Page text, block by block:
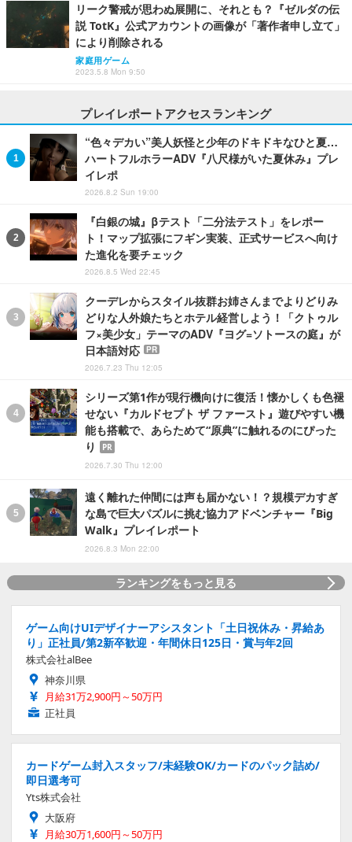
リーク警戒が思わぬ展開に、それとも？『ゼルダの伝
説 TotK』公式アカウントの画像が「著作者申し立て」
により削除される
家庭用ゲーム
2023.5.8 Mon 9:50
プレイレポートアクセスランキング
“色々デカい”美人妖怪と少年のドキドキなひと夏…
ハートフルホラーADV『八尺様がいた夏休み』プレ
イレポ
2026.8.2 Sun 19:00
『白銀の城』βテスト「二分法テスト」をレポー
ト！マップ拡張にフギン実装、正式サービスへ向け
た進化を要チェック
2026.8.5 Wed 22:45
クーデレからスタイル抜群お姉さんまでよりどりみ
どりな人外娘たちとホテル経営しよう！「クトゥル
フ×美少女」テーマのADV『ヨグ=ソトースの庭』が
日本語対応
PR
2026.7.23 Thu 12:05
シリーズ第1作が現行機向けに復活！懐かしくも色褪
せない『カルドセプト ザ ファースト』遊びやすい機
能も搭載で、あらためて“原典”に触れるのにぴった
り
PR
2026.7.30 Thu 12:00
遠く離れた仲間には声も届かない！？規模デカすぎ
な島で巨大パズルに挑む協力アドベンチャー『Big
Walk』プレイレポート
2026.8.3 Mon 22:00
ランキングをもっと見る
ゲーム向けUIデザイナーアシスタント「土日祝休み・昇給あ
り」正社員/第2新卒歓迎・年間休日125日・賞与年2回
株式会社alBee
神奈川県
月給31万2,900円～50万円
正社員
カードゲーム封入スタッフ/未経験OK/カードのパック詰め/
即日選考可
Yts株式会社
大阪府
月給30万1,600円～50万円